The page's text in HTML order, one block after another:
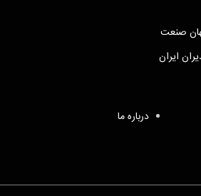
صنعت
ایران
درباره ما